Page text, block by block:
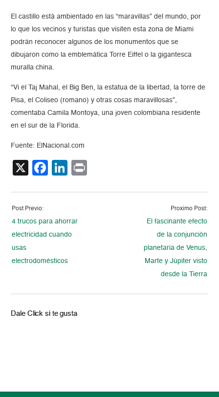
El castillo está ambientado en las “maravillas” del mundo, por
lo que los vecinos y turistas que visiten esta zona de Miami
podrán reconocer algunos de los monumentos que se
dibujaron como la emblemática Torre Eiffel o la gigantesca
muralla china.
“Vi el Taj Mahal, el Big Ben, la estatua de la libertad, la torre de
Pisa, el Coliseo (romano) y otras cosas maravillosas”,
comentaba Camila Montoya, una joven colombiana residente
en el sur de la Florida.
Fuente: ElNacional.com
X Facebook
LinkedIn
Post Previo:
4 trucos para ahorrar
electricidad cuando
usas
electrodomésticos
Proximo Post:
El fascinante efecto
de la conjunción
planetaria de Venus,
Marte y Júpiter visto
desde la Tierra
Dale Click si te gusta